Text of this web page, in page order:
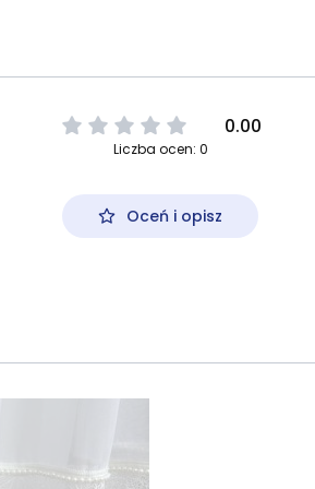
0.00
Liczba ocen: 0
Oceń i opisz